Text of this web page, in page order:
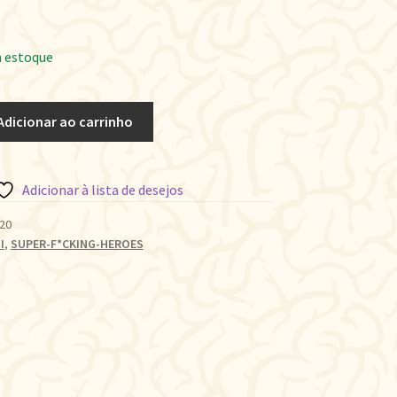
estoque
ao carrinho
Adicionar à lista de desejos
, SUPER-F*CKING-HEROES